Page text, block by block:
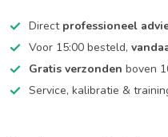
Direct professioneel
Voor 15:00 besteld,
Gratis verzonden boven
Service, kalibratie &